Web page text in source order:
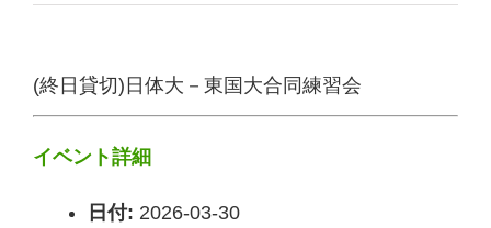
(終日貸切)日体大－東国大合同練習会
イベント詳細
日付: 2026-03-30